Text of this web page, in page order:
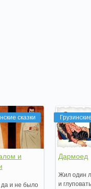
сказки
и
и не было
Дармоед
Жил один
и